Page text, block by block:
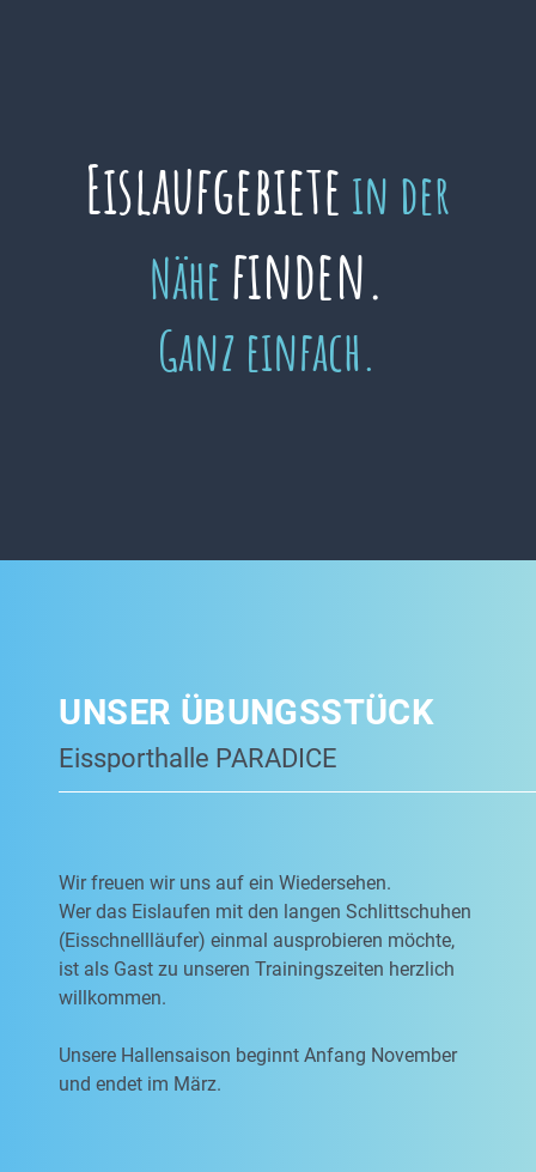
Eislaufgebiete in der
Nähe finden.
Ganz einfach.
UNSER ÜBUNGSSTÜCK
Eissporthalle PARADICE
Wir freuen wir uns auf ein Wiedersehen.
Wer das Eislaufen mit den langen Schlittschuhen
(Eisschnellläufer) einmal ausprobieren möchte,
ist als Gast zu unseren Trainingszeiten herzlich
willkommen.
Unsere Hallensaison beginnt Anfang November
und endet im März.